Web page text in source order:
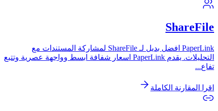
ShareFile
PaperLink افضل بديل لـ ShareFile لمشاركة المستندات مع
التحليلات. يقدم PaperLink اسعار شفافة ابسط وواجهة عصرية وتتبع
تفاع...
اقرا المقارنة الكاملة